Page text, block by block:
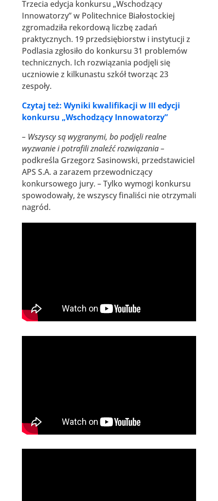
Trzecia edycja konkursu „Wschodzący
Innowatorzy” w Politechnice Białostockiej
zgromadziła rekordową liczbę zadań
praktycznych. 19 przedsiębiorstw i instytucji z
Podlasia zgłosiło do konkursu 31 problemów
technicznych. Ich rozwiązania podjęli się
uczniowie z kilkunastu szkół tworząc 23
zespoły.
Czytaj też: Wyniki kwalifikacji w III edycji
konkursu „Wschodzący Innowatorzy”
– Wszyscy są wygranymi, bo podjęli realne
wyzwanie i potrafili znaleźć rozwiązania –
podkreśla Grzegorz Sasinowski, przedstawiciel
APS S.A. a zarazem przewodniczący
konkursowego jury. – Tylko wymogi konkursu
spowodowały, że wszyscy finaliści nie otrzymali
nagród.